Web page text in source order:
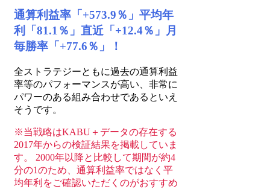
通算利益率「+573.9％」平均年
利「81.1％」直近「+12.4％」月
毎勝率「+77.6％」！
全ストラテジーともに過去の通算利益
率等のパフォーマンスが高い、非常に
パワーのある組み合わせであるといえ
そうです。
※当戦略はKABU＋データの存在する
2017年からの検証結果を掲載していま
す。 2000年以降と比較して期間が約4
分の1のため、通算利益率ではなく平
均年利をご確認いただくのがおすすめ